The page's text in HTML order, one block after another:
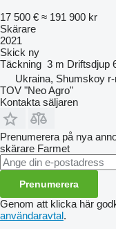
17 500 € ≈ 191 900 kr
Skärare
2021
Skick ny
Täckning 3 m Driftsdjup
Ukraina, Shumskoy
TOV "Neo Agro"
Kontakta säljaren
Prenumerera på nya
skärare Farmet
Prenumerera
Genom att klicka här
användaravtal.